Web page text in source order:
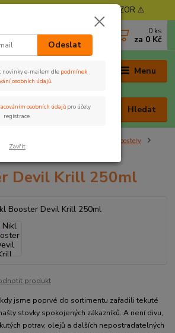
expedujeme od 11. 8. - POZOR ⚠️
Menu
Hledat
0 ks
za 0 Kč
Boostery
Devil Krill 250ml
produkt
jsme poprvé do sortimentu zařadili tekuté
stovky spokojených zákazníků. A není divu,
potrav, olejů a dalších nepostradatelných
Odeslat
novinky e-mailem dle podmínek
osobních údajů.
osobních údajů pro účely
registrace.
Zavřít